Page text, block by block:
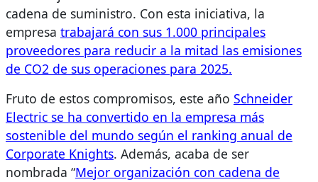
cadena de suministro. Con esta iniciativa, la
empresa trabajará con sus 1.000 principales
proveedores para reducir a la mitad las emisiones
de CO2 de sus operaciones para 2025.
Fruto de estos compromisos, este año Schneider
Electric se ha convertido en la empresa más
sostenible del mundo según el ranking anual de
Corporate Knights. Además, acaba de ser
nombrada “Mejor organización con cadena de